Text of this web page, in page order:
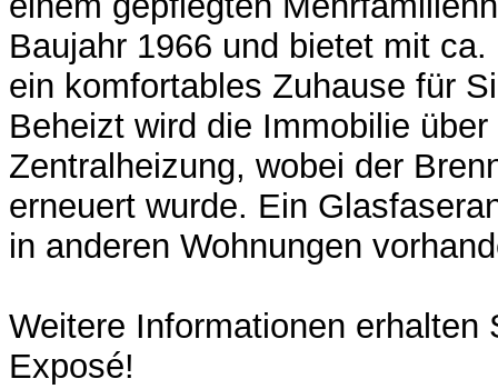
Baujahr 1966 und bietet mit ca.
ein komfortables Zuhause für
Beheizt wird die Immobilie
Zentralheizung, wobei der
erneuert wurde. Ein
in anderen Wohnungen
Weitere Informationen erhalten
Exposé!